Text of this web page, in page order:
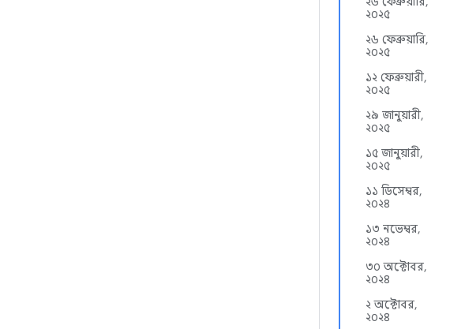
২০২৫
২৬ ফেব্রুয়ারি,
২০২৫
১২ ফেব্রুয়ারী,
২০২৫
২৯ জানুয়ারী,
২০২৫
১৫ জানুয়ারী,
২০২৫
১১ ডিসেম্বর,
২০২৪
১৩ নভেম্বর,
২০২৪
৩০ অক্টোবর,
২০২৪
২ অক্টোবর,
২০২৪